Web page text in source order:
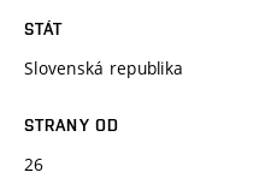
STÁT
Slovenská republika
STRANY OD
26